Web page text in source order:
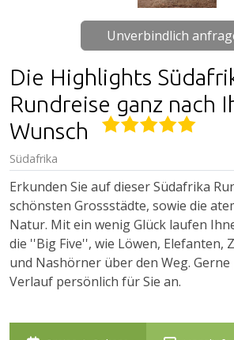
Unverbindlich
Die Highlights
Rundreise ganz nach
Wunsch
Südafrika
Erkunden Sie auf dieser Südafrika
schönsten Grossstädte, sowie die
Natur. Mit ein wenig Glück laufen
die ''Big Five'', wie Löwen, Elefanten,
und Nashörner über den Weg. Gerne
Verlauf persönlich für Sie an.